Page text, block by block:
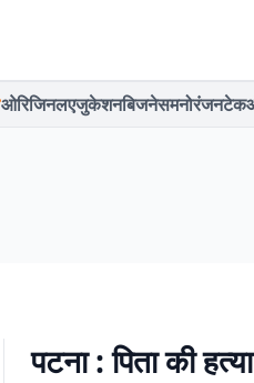
ओरिजिनलएजुकेशनबिजनेसमनोरंजनटेक
पटना : पिता की